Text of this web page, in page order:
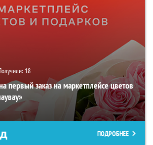
18
первый заказ на маркетплейсе цветов
ПОДРОБНЕЕ